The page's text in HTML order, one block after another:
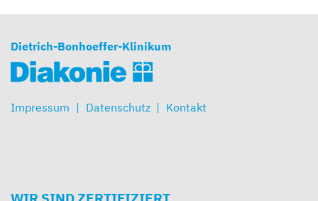
Dietrich-Bonhoeffer-Klinikum
Impressum Datenschutz Kontakt